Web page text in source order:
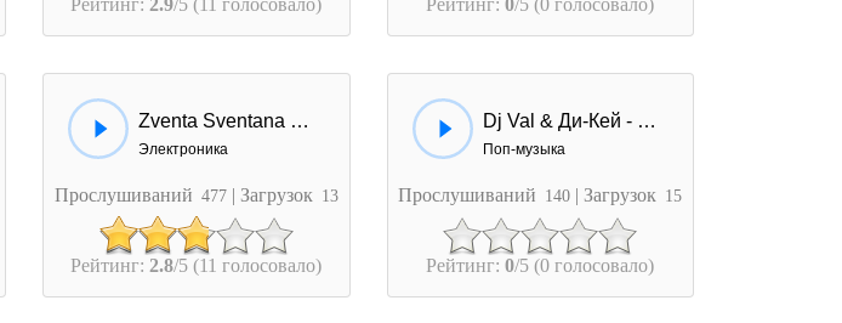
Zventa Sventana & Иван Дорн - Мужа Дома Нету
Электроника
Прослушиваний 477 | Загрузок 13
Рейтинг: 2.8/5 (11 голосовало)
Dj Val & Ди-Кей - Пока Ты Спишь
Поп-музыка
Прослушиваний 140 | Загрузок 15
Рейтинг:0/5 (0 голосовало)